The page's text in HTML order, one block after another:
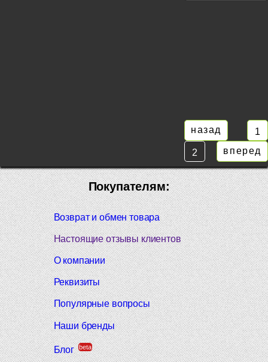
назад 1
2 вперед
Покупателям:
Возврат и обмен товара
Настоящие отзывы клиентов
О компании
Реквизиты
Популярные вопросы
Наши бренды
Блог beta